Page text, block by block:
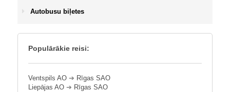
Autobusu biļetes
Populārākie reisi:
Ventspils AO ➔ Rīgas SAO
Liepājas AO ➔ Rīgas SAO